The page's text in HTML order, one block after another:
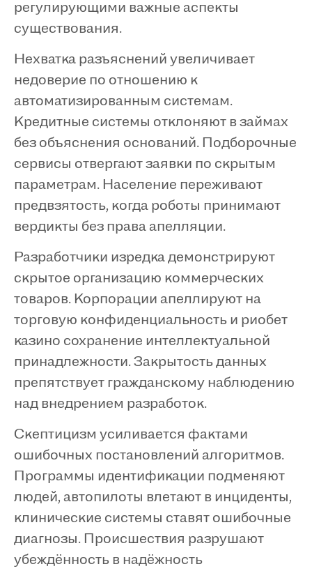
регулирующими важные аспекты
существования.
Нехватка разъяснений увеличивает
недоверие по отношению к
автоматизированным системам.
Кредитные системы отклоняют в займах
без объяснения оснований. Подборочные
сервисы отвергают заявки по скрытым
параметрам. Население переживают
предвзятость, когда роботы принимают
вердикты без права апелляции.
Разработчики изредка демонстрируют
скрытое организацию коммерческих
товаров. Корпорации апеллируют на
торговую конфиденциальность и риобет
казино сохранение интеллектуальной
принадлежности. Закрытость данных
препятствует гражданскому наблюдению
над внедрением разработок.
Скептицизм усиливается фактами
ошибочных постановлений алгоритмов.
Программы идентификации подменяют
людей, автопилоты влетают в инциденты,
клинические системы ставят ошибочные
диагнозы. Происшествия разрушают
убеждённость в надёжность